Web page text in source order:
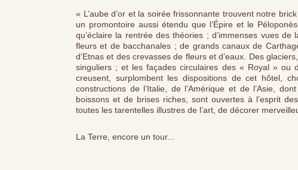
« L’aube d’or et la soirée frissonnante trouvent notre
un promontoire aussi étendu que l’Épire et le
qu’éclaire la rentrée des théories ; d’immenses vues
fleurs et de bacchanales ; de grands canaux de
d’Etnas et des crevasses de fleurs et d’eaux. Des
singuliers ; et les façades circulaires des « Royal » ou
creusent, surplombent les dispositions de cet hôtel,
constructions de l’Italie, de l’Amérique et de l’Asie,
boissons et de brises riches, sont ouvertes à l’esprit
toutes les tarentelles illustres de l’art, de décorer
La Terre, encore un tour...